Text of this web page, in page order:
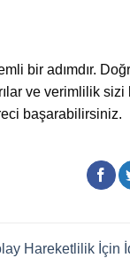
bir adımdır.
ve verimlilik
başarabilirsiniz.
Hareketlilik İçin